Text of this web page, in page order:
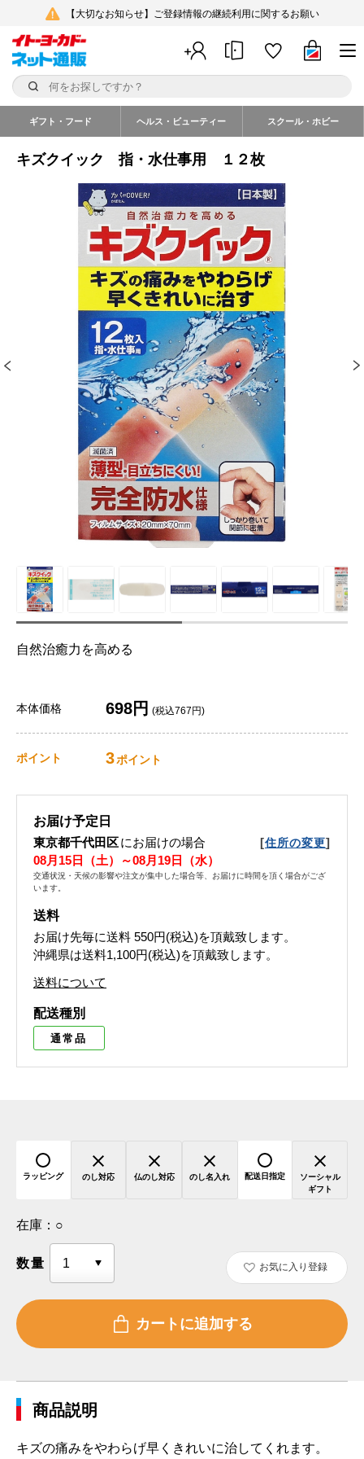
【大切なお知らせ】ご登録情報の継続利用に関するお願い
ギフト・フード ヘルス・ビューティー スクール・ホビー
キズクイック 指・水仕事用 １２枚
自然治癒力を高める
本体価格 698円 (税込767円)
ポイント 3ポイント
お届け予定日
東京都千代田区にお届けの場合 [住所の変更]
08月15日（土）～08月19日（水）
交通状況・天候の影響や注文が集中した場合等、お届けに時間を頂く場合がござ
います。
送料
お届け先毎に送料 550円(税込)を頂戴致します。
沖縄県は送料1,100円(税込)を頂戴致します。
送料について
配送種別
通常品
ラッピング のし対応 仏のし対応 のし名入れ 配送日指定
ソーシャル
ギフト
在庫： ○
数量 お気に入り登録
商品説明
キズの痛みをやわらげ早くきれいに治してくれます。